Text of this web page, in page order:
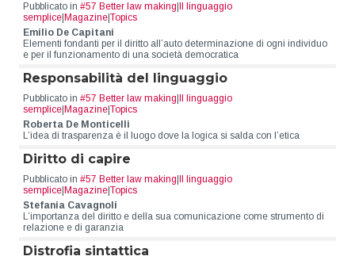
Pubblicato in #57 Better law making
Il linguaggio
semplice Magazine Topics
Emilio De Capitani
Elementi fondanti per il diritto all’auto determinazione di ogni individuo
e per il funzionamento di una società democratica
Responsabilità del linguaggio
Pubblicato in #57 Better law making
Il linguaggio
semplice Magazine Topics
Roberta De Monticelli
L’idea di trasparenza è il luogo dove la logica si salda con l’etica
Diritto di capire
Pubblicato in #57 Better law making
Il linguaggio
semplice Magazine Topics
Stefania Cavagnoli
L’importanza del diritto e della sua comunicazione come strumento di
relazione e di garanzia
Distrofia sintattica